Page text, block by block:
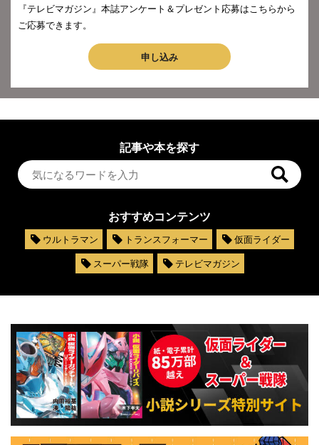
『テレビマガジン』本誌アンケート＆プレゼント応募はこちらから
ご応募できます。
申し込み
記事や本を探す
おすすめコンテンツ
ウルトラマン トランスフォーマー
仮面ライダー
スーパー戦隊
テレビマガジン